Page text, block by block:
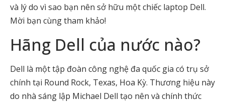
và lý do vì sao bạn nên sở hữu một chiếc laptop Dell.
Mời bạn cùng tham khảo!
Hãng Dell của nước nào?
Dell là một tập đoàn công nghệ đa quốc gia có trụ sở
chính tại Round Rock, Texas, Hoa Kỳ. Thương hiệu này
do nhà sáng lập Michael Dell tạo nên và chính thức